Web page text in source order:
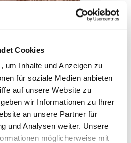
Cookies
um Inhalte und Anzeigen zu
für soziale Medien anbieten
auf unsere Website zu
wir Informationen zu Ihrer
an unsere Partner für
und Analysen weiter. Unsere
möglicherweise mit
ACE 77mm Grip
P1000
keramische Superlativ des
Schleifens. Abranet Ace ist
der Abranet Familie für